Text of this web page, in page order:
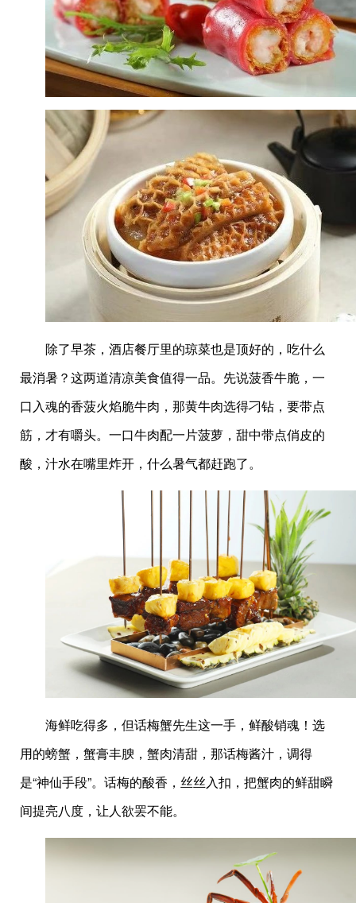
除了早茶，酒店餐厅里的琼菜也是顶好的，吃什么
最消暑？这两道清凉美食值得一品。先说菠香牛脆，一
口入魂的香菠火焰脆牛肉，那黄牛肉选得刁钻，要带点
筋，才有嚼头。一口牛肉配一片菠萝，甜中带点俏皮的
酸，汁水在嘴里炸开，什么暑气都赶跑了。
海鲜吃得多，但话梅蟹先生这一手，鲜酸销魂！选
用的螃蟹，蟹膏丰腴，蟹肉清甜，那话梅酱汁，调得
是“神仙手段”。话梅的酸香，丝丝入扣，把蟹肉的鲜甜瞬
间提亮八度，让人欲罢不能。